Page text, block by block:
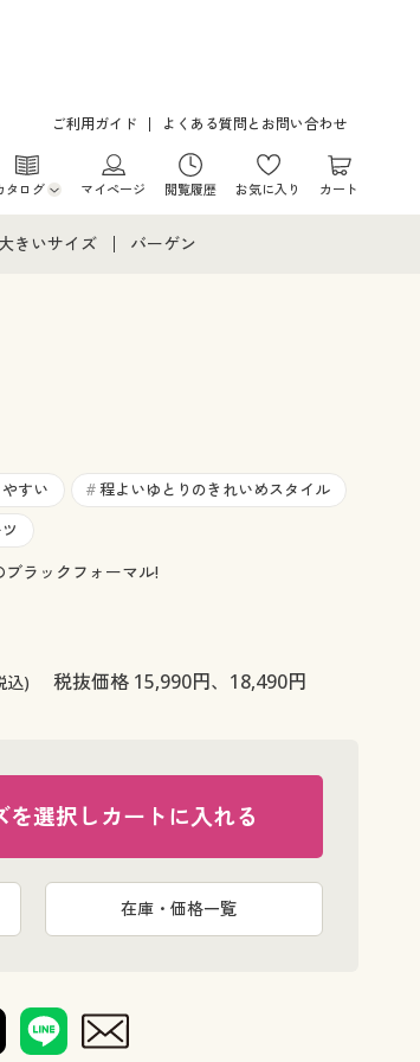
ご利用ガイド よくある質問とお問い合わせ
タログ
からのご注文
マイページ 閲覧履歴 お気に入り カート
下着
きいサイズ
大きいサイズ メンズ
大きいサイズ 事務・制服
バーゲン
ラックコーディネート例)
すい # 程よいゆとりのきれいめスタイル
ブラックフォーマル!
込) 税抜価格 15,990円、18,490円
を選択しカートに入れる
在庫・価格一覧